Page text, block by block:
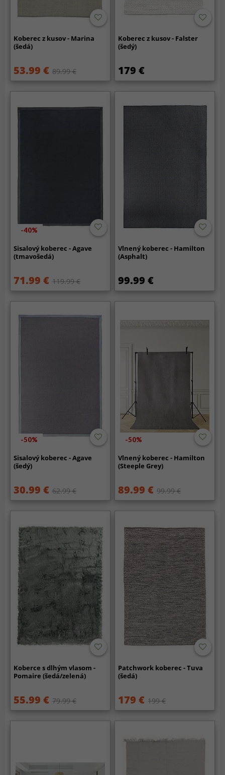
Koberec z kusov - Marina
(šedá)
53.99 € 89.99 €
Koberec z kusov - Falster
(šedý)
179 €
-40%
Sisalový koberec - Agave
(tmavošedá)
71.99 € 119.99 €
Vlnený koberec - Hamilton
(Asphalt)
99.99 €
-50%
Sisalový koberec - Agave
(šedý)
30.99 € 62.99 €
-50%
Vlnený koberec - Hamilton
(Steeple Grey)
89.99 € 99.99 €
Koberce s dlhým vlasom -
Pomaire (šedá/zelená)
55.99 € 79.99 €
Patchwork koberec - Tuva
(šedá)
179 € 199 €